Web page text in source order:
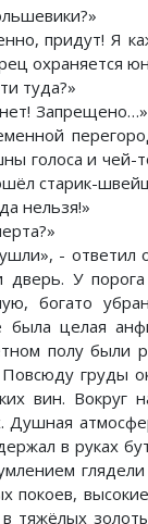
придут! Я
охраняется
туда?»
голоса и чей-
старик-
нельзя!»
- ответил
У порога
богато
была целая
полу были
груды
вин.
Душная
в руках
покоев,
тяжёлых